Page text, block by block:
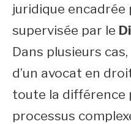
juridique encadrée
supervisée par le
Dans plusieurs
d’un avocat en
toute la différence
processus